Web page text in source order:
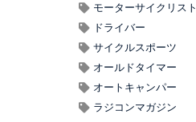
モーターサイクリスト
ドライバー
サイクルスポーツ
オールドタイマー
オートキャンパー
ラジコンマガジン